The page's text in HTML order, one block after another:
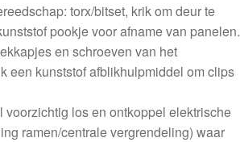
torx/bitset, krik om deur te
pookje voor afname van panelen.
en schroeven van het
een kunststof afblikhulpmiddel om clips
voorzichtig los en ontkoppel elektrische
ramen/centrale vergrendeling) waar